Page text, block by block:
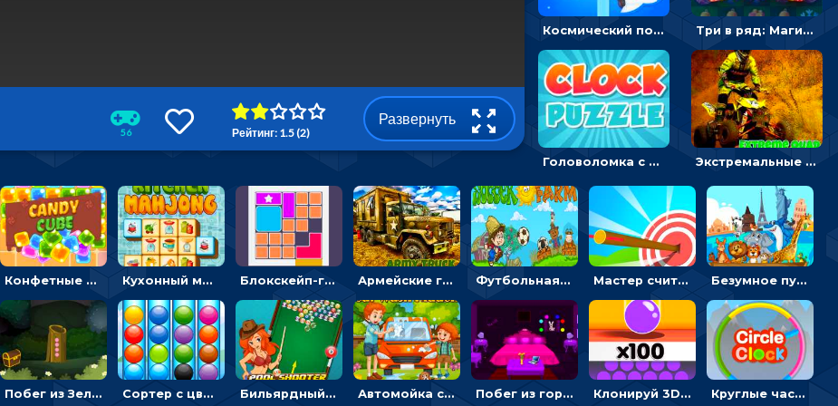
Космический побег: двигать космонавта, чтобы попасть к кораблю Три в ряд: Магические рождественские драгоценности
Головоломка с часами для детей: читать время по циферблату Экстремальные пазлы с квадроциклами: собирать крутые тачки
56 Рейтинг: 1.5 (2)
Развернуть
Конфетные кубики: двигать сладости в сторону, чтобы стрелять по целям Кухонный маджонг: соединять пары посуды и расчищать поле Блокскейп-головоломка: двигать блоки, чтобы достать элемент со звездой Армейские грузовики в пазлах: собери военную машину Футбольная ферма: бей по мячу, чтобы забивать в ворота и ловить звезды Мастер считать стрелы: увеличивать запас, чтобы поразить больше целей Безумное путешествие друзей по миру: собирать пазлы из фото с животными
Побег из Зеленого парка: решай ребусы, чтобы выбраться на свободу Сортер с цветными шариками: размещать в колбах по цвету Бильярдный пул: стрелять шариками, чтобы взрывать одинаковые Автомойка со скрытыми звездами: ищи на время Побег из горной деревни: решай головоломки, чтобы открыть ворота Клонируй 3D шарики и сливай их в воронку Круглые часы: ловить цветную стрелку в одинаковом участке циферблата